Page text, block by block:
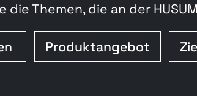
die Themen, die an der
Produktangebot